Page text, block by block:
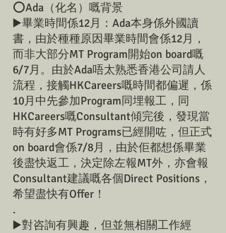
⭕️Ada（化名）嘅背景
▶️畢業時間係12月：Ada本身係外國讀
書，由於種種原因畢業時間會係12月，
而非大部分MT Program開始on board嘅
6/7月。由於Ada唔太熟悉香港公司請人
流程，接觸HKCareers嘅時間都偏遲，係
10月中先參加Program同埋報工，同
HKCareers嘅Consultant傾完後，發現當
時有好多MT Programs已經開咗，但正式
on board會係7/8月，由於佢都想係畢業
後盡快返工，決定除左報MT外，亦會報
Consultant建議嘅各個Direct Positions，
希望盡快有Offer！
.
▶️對咨詢有興趣，但並無相關工作經